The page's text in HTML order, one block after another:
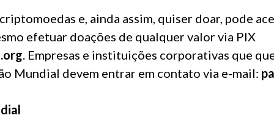
criptomoedas e, ainda assim, quiser doar, pode
efetuar doações de qualquer valor via PIX
. Empresas e instituições corporativas que
Mundial devem entrar em contato via e-mail: